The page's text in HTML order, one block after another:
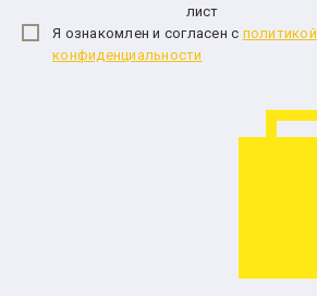
лист
Я ознакомлен и согласен с политикой
конфиденциальности